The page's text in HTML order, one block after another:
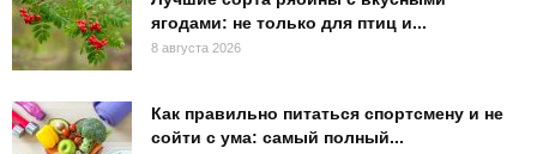
ягодами: не только для птиц и...
8 августа 2026
Как правильно питаться спортсмену и не
сойти с ума: самый полный...